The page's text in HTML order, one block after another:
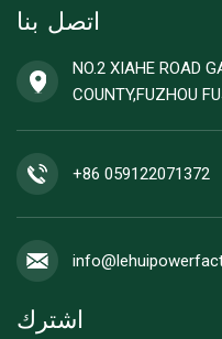
اتصل بنا
NO.2 XIAHE ROAD
COUNTY,FUZHOU
+86 059122071372
اشترك